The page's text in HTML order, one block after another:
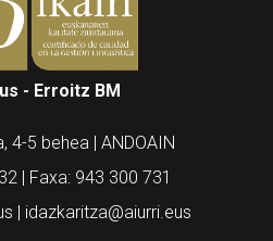
- Erroitz BM
4-5 behea | ANDOAIN
| Faxa: 943 300 731
| idazkaritza@aiurri.eus